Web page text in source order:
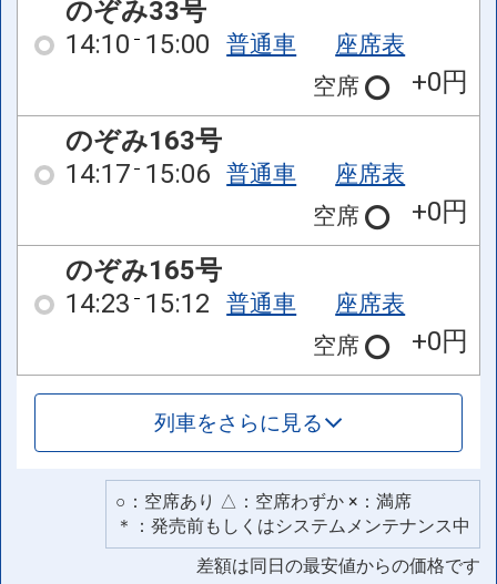
のぞみ33号
14:10 15:00 普通車
座席表
空席
+0円
のぞみ163号
14:17 15:06 普通車
座席表
空席
+0円
のぞみ165号
14:23 15:12 普通車
座席表
空席
+0円
列車をさらに見る
○：空席あり △：空席わずか ×：満席
＊：発売前もしくはシステムメンテナンス中
差額は同日の最安値からの価格です